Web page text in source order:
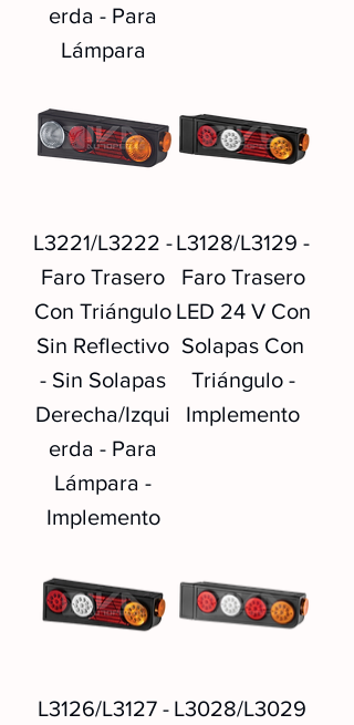
erda - Para
Lámpara
L3221/L3222 -
Faro Trasero
Con Triángulo
Sin Reflectivo
- Sin Solapas
Derecha/Izqui
erda - Para
Lámpara -
Implemento
L3128/L3129 -
Faro Trasero
LED 24 V Con
Solapas Con
Triángulo -
Implemento
L3126/L3127 - L3028/L3029